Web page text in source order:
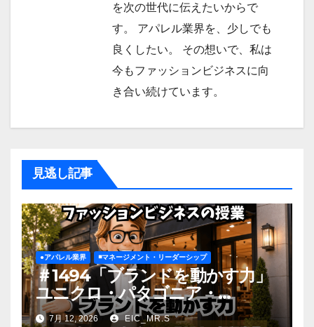
を次の世代に伝えたいからで
す。 アパレル業界を、少しでも
良くしたい。 その想いで、私は
今もファッションビジネスに向
き合い続けています。
見逃し記事
●アパレル業界 ◾️マネージメント・リーダーシップ
＃1494「ブランドを動かす力」
ユニクロ・パタゴニア・
ZARA・無印良品
7月 12, 2026 EIC_MR.S